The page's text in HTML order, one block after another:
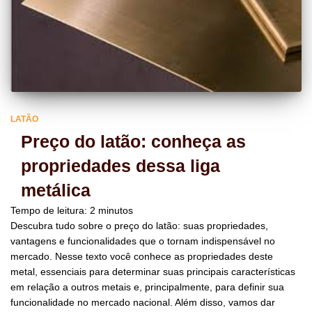
LATÃO
Preço do latão: conheça as
propriedades dessa liga
metálica
Tempo de leitura: 2 minutos
Descubra tudo sobre o preço do latão: suas propriedades,
vantagens e funcionalidades que o tornam indispensável no
mercado. Nesse texto você conhece as propriedades deste
metal, essenciais para determinar suas principais características
em relação a outros metais e, principalmente, para definir sua
funcionalidade no mercado nacional. Além disso, vamos dar